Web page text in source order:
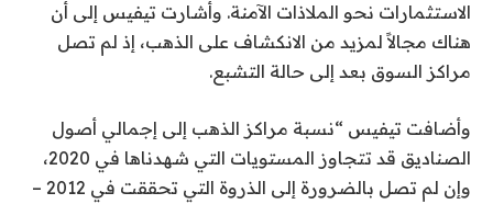
الاستثمارات نحو الملاذات الآمنة. وأشارت تيفيس إلى أن
هناك مجالاً لمزيد من الانكشاف على الذهب، إذ لم تصل
مراكز السوق بعد إلى حالة التشبع.
وأضافت تيفيس “نسبة مراكز الذهب إلى إجمالي أصول
الصناديق قد تتجاوز المستويات التي شهدناها في 2020،
وإن لم تصل بالضرورة إلى الذروة التي تحققت في 2012 –